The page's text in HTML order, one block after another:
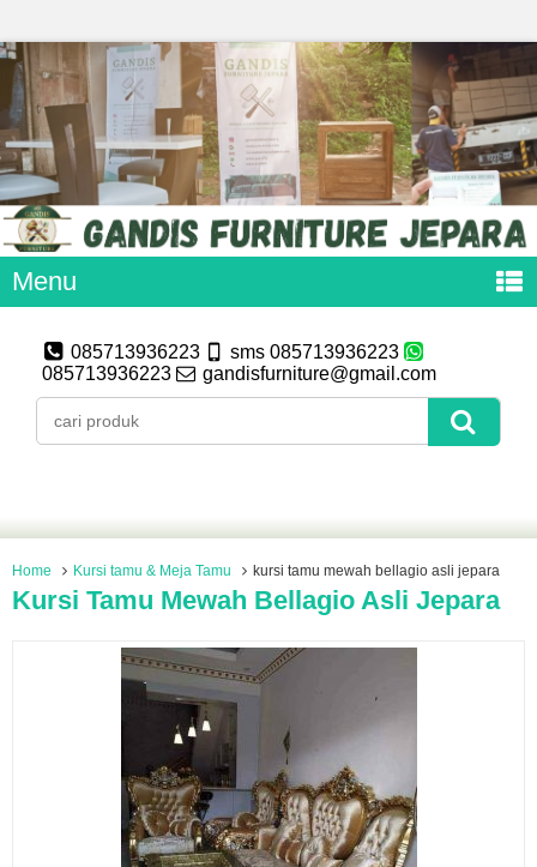
Menu
085713936223
sms 085713936223
085713936223
gandisfurniture@gmail.com
Home Kursi tamu & Meja Tamu kursi tamu mewah bellagio asli jepara
Kursi Tamu Mewah Bellagio Asli Jepara